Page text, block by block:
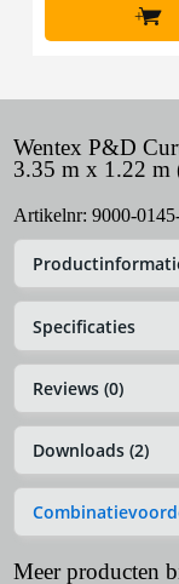
+
Wentex P&D
3.35 m x 1.22
Artikelnr: 9000-
Specificaties
Reviews (0)
Downloads (2)
Meer producten